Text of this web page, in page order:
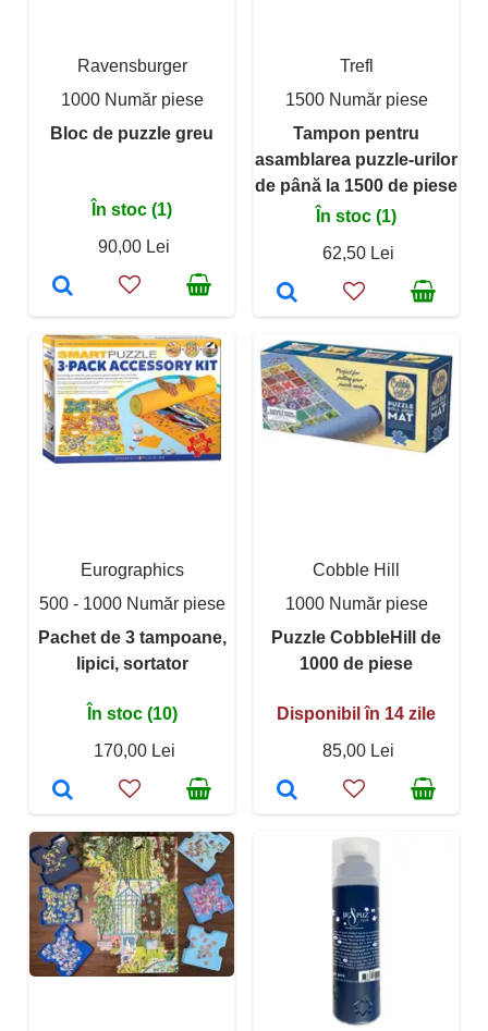
Ravensburger
1000 Număr piese
Bloc de puzzle greu
În stoc (1)
90,00 Lei
Trefl
1500 Număr piese
Tampon pentru
asamblarea puzzle-urilor
de până la 1500 de piese
În stoc (1)
62,50 Lei
Eurographics
500 - 1000 Număr piese
Pachet de 3 tampoane,
lipici, sortator
În stoc (10)
170,00 Lei
Cobble Hill
1000 Număr piese
Puzzle CobbleHill de
1000 de piese
Disponibil în 14 zile
85,00 Lei